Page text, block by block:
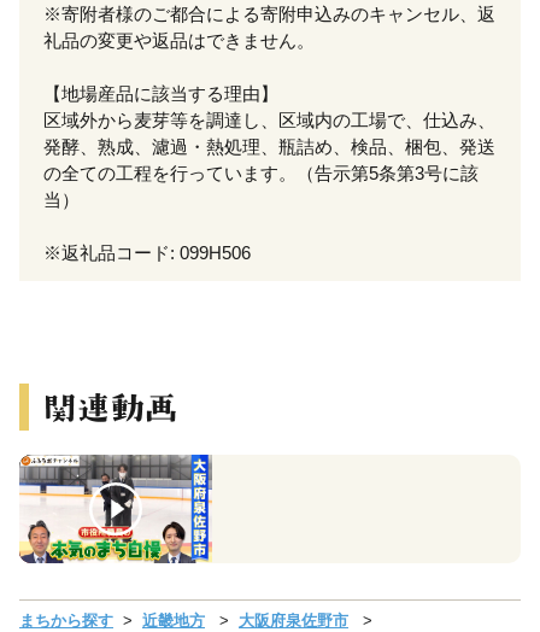
※寄附者様のご都合による寄附申込みのキャンセル、返
礼品の変更や返品はできません。
【地場産品に該当する理由】
区域外から麦芽等を調達し、区域内の工場で、仕込み、
発酵、熟成、濾過・熱処理、瓶詰め、検品、梱包、発送
の全ての工程を行っています。（告示第5条第3号に該
当）
※返礼品コード: 099H506
まちから探す 近畿地方
大阪府泉佐野市